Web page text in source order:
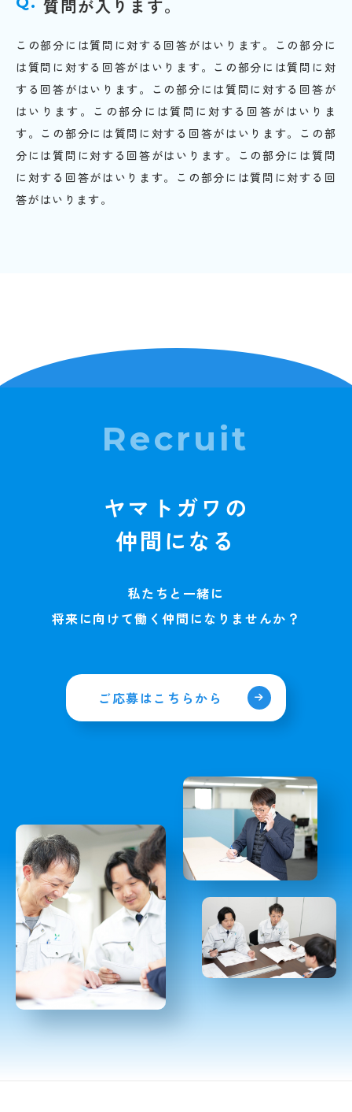
質問が入ります。
この部分には質問に対する回答がはいります。この部分に
は質問に対する回答がはいります。この部分には質問に対
する回答がはいります。この部分には質問に対する回答が
はいります。この部分には質問に対する回答がはいりま
す。この部分には質問に対する回答がはいります。この部
分には質問に対する回答がはいります。この部分には質問
に対する回答がはいります。この部分には質問に対する回
答がはいります。
Recruit
ヤマトガワの
仲間になる
私たちと一緒に
将来に向けて働く仲間になりませんか？
ご応募はこちらから